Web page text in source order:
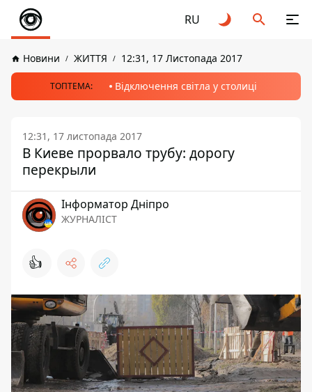
RU
Новини ЖИТТЯ 12:31, 17 Листопада 2017
ТОПТЕМА: Відключення світла у столиці
12:31, 17 листопада 2017
В Киеве прорвало трубу: дорогу
перекрыли
Інформатор Дніпро
ЖУРНАЛІСТ
👍